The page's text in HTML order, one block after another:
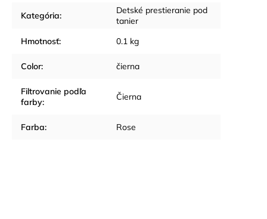
Kategória:
Detské prestieranie pod
tanier
Hmotnosť: 0.1 kg
Color: čierna
Filtrovanie podľa
farby: Čierna
Farba: Rose